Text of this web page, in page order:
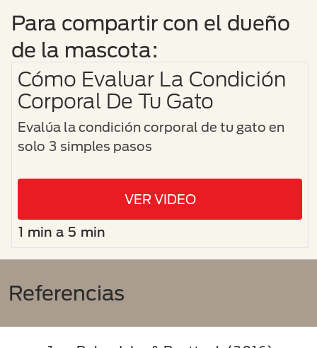
Para compartir con el dueño
de la mascota:
Cómo Evaluar La Condición
Corporal De Tu Gato
Evalúa la condición corporal de tu gato en
solo 3 simples pasos
VER VIDEO
1 min a 5 min
Referencias